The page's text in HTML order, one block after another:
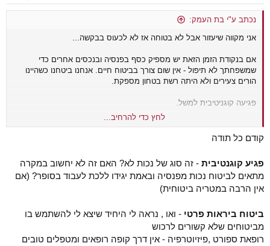
נכתב ע"י בת העמק:
אני מקווה שיעזור אבל לא בטוחה אז לא לכעוס בבקשה...
אם בנקודת הזמן הזאת יש מספיק כסף בפנסיה ובנכסים אחרים כדי
שמשפחתך לא תיפול - אין שום צורך בביטוח חיים. אנחנו ביטחנו כשהיינו
הורים צעירים ולא היתה רשת בטחון מספקת.
פגיעה קוגניטיבית למשל.
חינמית שנחשבת איכותית?
(אם יש) אבל כל פעם חב' הביטוח יוצאות עם תכנית חדשה וצריך לבדוק
בשבע עיניים שזה באמת משתלם. לנו יש ביטוח כזה שאמור להיות מופעל
לאחר חמש שנות הסיעוד שנותנת הקופה, אם כמובן לא התפגרנו לפני כן.
לחץ כדי להרחיב...
קודם כל תודה
פגיע קוגנטיבית - זה סוג של נכות לא? האם זה לא יחשוב במקרה
מתאים לביטוח נכות מפנסיה ובאמת יגידו ללכת לעבוד בסופר? (אם
אין הרבה במטריה ביטוחית)
ביטוח ביראות פרטי - ואו , נראה לי היחיד שיצא לי להשתמש בו
מביטוחים שלא קשורים לרכוש
רופאת ספורט ,פיזיוטרפיה - אין דרך קופה רופאים ומטפלים טובים